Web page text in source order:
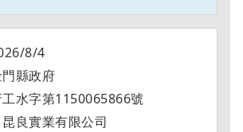
8/4
縣政府
工水字第1150065866號
昆良實業有限公司